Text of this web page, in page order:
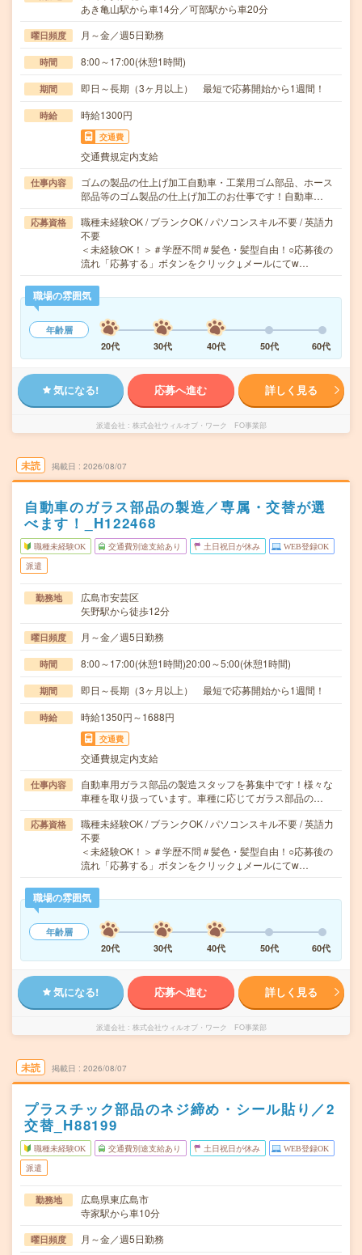
あき亀山駅から車14分／可部駅から車20分
曜日頻度 月～金／週5日勤務
時間 8:00～17:00(休憩1時間)
期間 即日～長期（3ヶ月以上） 最短で応募開始から1週間！
時給 時給1300円
交通費
交通費規定内支給
仕事内容
ゴムの製品の仕上げ加工自動車・工業用ゴム部品、ホース
部品等のゴム製品の仕上げ加工のお仕事です！自動車…
応募資格
職種未経験OK / ブランクOK / パソコンスキル不要 / 英語力
不要
＜未経験OK！＞＃学歴不問＃髪色・髪型自由！○応募後の
流れ「応募する」ボタンをクリック↓メールにてw…
職場の雰囲気
年齢層
20代
30代 40代 50代 60代
気になる! 応募へ進む 詳しく見る
派遣会社 株式会社ウィルオブ・ワーク FO事業部
未読 掲載日 2026/08/07
自動車のガラス部品の製造／専属・交替が選
べます！_H122468
職種未経験OK 交通費別途支給あり 土日祝日が休み WEB登録OK
派遣
勤務地
広島市安芸区
矢野駅から徒歩12分
曜日頻度 月～金／週5日勤務
時間 8:00～17:00(休憩1時間)20:00～5:00(休憩1時間)
期間 即日～長期（3ヶ月以上） 最短で応募開始から1週間！
時給 時給1350円～1688円
交通費
交通費規定内支給
仕事内容
自動車用ガラス部品の製造スタッフを募集中です！様々な
車種を取り扱っています。車種に応じてガラス部品の…
応募資格
職種未経験OK / ブランクOK / パソコンスキル不要 / 英語力
不要
＜未経験OK！＞＃学歴不問＃髪色・髪型自由！○応募後の
流れ「応募する」ボタンをクリック↓メールにてw…
職場の雰囲気
年齢層
20代
30代 40代 50代 60代
気になる! 応募へ進む 詳しく見る
派遣会社 株式会社ウィルオブ・ワーク FO事業部
未読 掲載日 2026/08/07
プラスチック部品のネジ締め・シール貼り／2
交替_H88199
職種未経験OK 交通費別途支給あり 土日祝日が休み WEB登録OK
派遣
勤務地
広島県東広島市
寺家駅から車10分
曜日頻度 月～金／週5日勤務